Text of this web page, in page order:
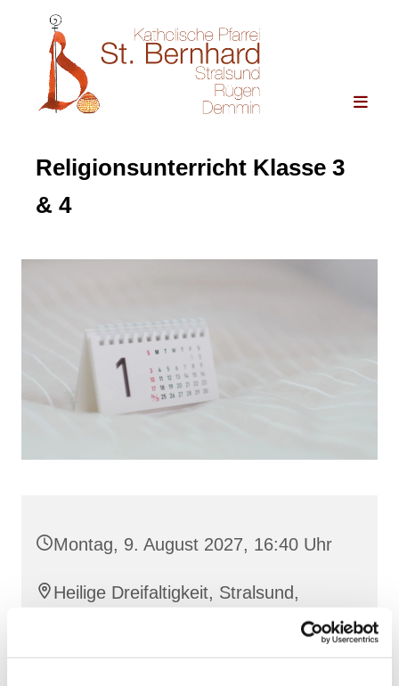
Religionsunterricht Klasse 3
& 4
Montag, 9. August 2027, 16:40 Uhr
Heilige Dreifaltigkeit, Stralsund,
Frankenwall 7, 18439 Stralsund